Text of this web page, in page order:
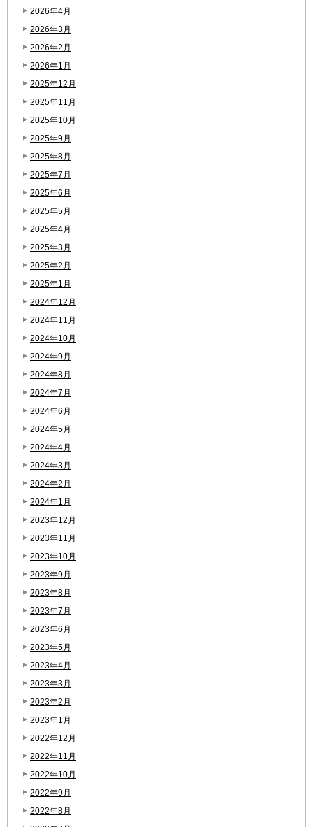
2026年4月
2026年3月
2026年2月
2026年1月
2025年12月
2025年11月
2025年10月
2025年9月
2025年8月
2025年7月
2025年6月
2025年5月
2025年4月
2025年3月
2025年2月
2025年1月
2024年12月
2024年11月
2024年10月
2024年9月
2024年8月
2024年7月
2024年6月
2024年5月
2024年4月
2024年3月
2024年2月
2024年1月
2023年12月
2023年11月
2023年10月
2023年9月
2023年8月
2023年7月
2023年6月
2023年5月
2023年4月
2023年3月
2023年2月
2023年1月
2022年12月
2022年11月
2022年10月
2022年9月
2022年8月